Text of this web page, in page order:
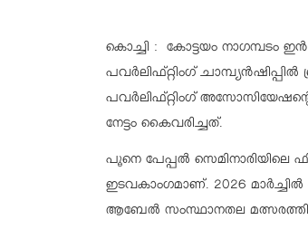
കൊച്ചി : കോട്ടയം നാഗമ്പടം
പവര്‍ലിഫ്റ്റിംഗ്
പവര്‍ലിഫ്റ്റിംഗ്
നേട്ടം കൈവരിച്ചത്.
പൂനെ പേപ്പല്‍
ഇടവകാംഗമാണ്. 2026 മാര്‍ച്ചില്‍
ആബേല്‍ സംസ്ഥാനതല